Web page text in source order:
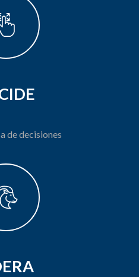
de decisiones